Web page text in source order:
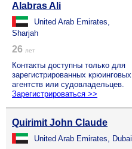
Alabras Ali
United Arab Emirates,
Sharjah
26 лет
Контакты доступны только для
зарегистрированных крюинговых
агентств или судовладельцев.
Зарегистрироваться >>
Quirimit John Claude
United Arab Emirates, Dubai